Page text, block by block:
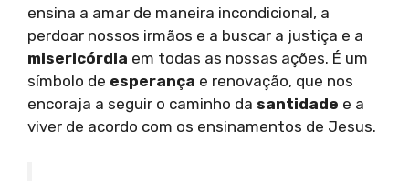
ensina a amar de maneira incondicional, a
perdoar nossos irmãos e a buscar a justiça e a
misericórdia em todas as nossas ações. É um
símbolo de esperança e renovação, que nos
encoraja a seguir o caminho da santidade e a
viver de acordo com os ensinamentos de Jesus.